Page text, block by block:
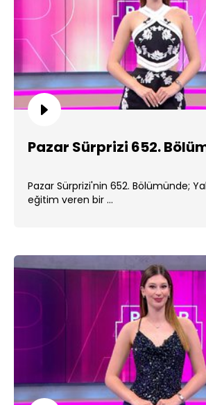
Pazar Sürprizi 652.
Pazar Sürprizi'nin 652. Bölümünde;
eğitim veren bir ...